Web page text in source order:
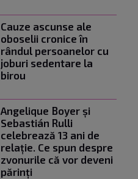
Cauze ascunse ale
oboselii cronice în
rândul persoanelor cu
joburi sedentare la
birou
Angelique Boyer și
Sebastián Rulli
celebrează 13 ani de
relație. Ce spun despre
zvonurile că vor deveni
părinți